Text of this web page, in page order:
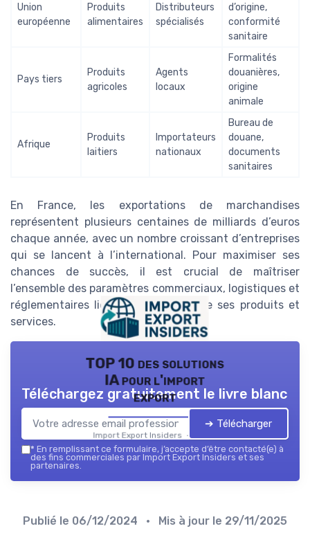
Union
européenne
Produits
alimentaires
Distributeurs
spécialisés
d’origine,
conformité
sanitaire
Pays tiers
Produits
agricoles
Agents
locaux
Formalités
douanières,
origine
animale
Afrique
Produits
laitiers
Importateurs
nationaux
Bureau de
douane,
documents
sanitaires
En France, les exportations de marchandises
représentent plusieurs centaines de milliards d’euros
chaque année, avec un nombre croissant d’entreprises
qui se lancent à l’international. Pour maximiser ses
chances de succès, il est crucial de maîtriser
l’ensemble des paramètres commerciaux, logistiques et
réglementaires liés à l’exportation de ses produits et
services.
TOP 10 des solutions
IA pour l'import
export
Import Export Insiders — 2026
Téléchargez gratuitement le livre blanc
➔ Télécharger
* En remplissant ce formulaire, j’accepte d’être contacté(e) à
des fins commerciales par Import Export Insiders et ses
partenaires.
Publié le 06/12/2024 • Mis à jour le 29/11/2025